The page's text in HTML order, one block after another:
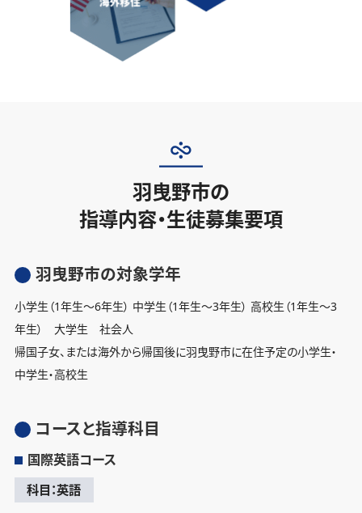
羽曳野市の
指導内容・生徒募集要項
羽曳野市の対象学年
小学生（1年生〜6年生） 中学生（1年生〜3年生） 高校生（1年生〜3
年生） 大学生 社会人
帰国子女、または海外から帰国後に羽曳野市に在住予定の小学生・
中学生・高校生
コースと指導科目
国際英語コース
科目：英語